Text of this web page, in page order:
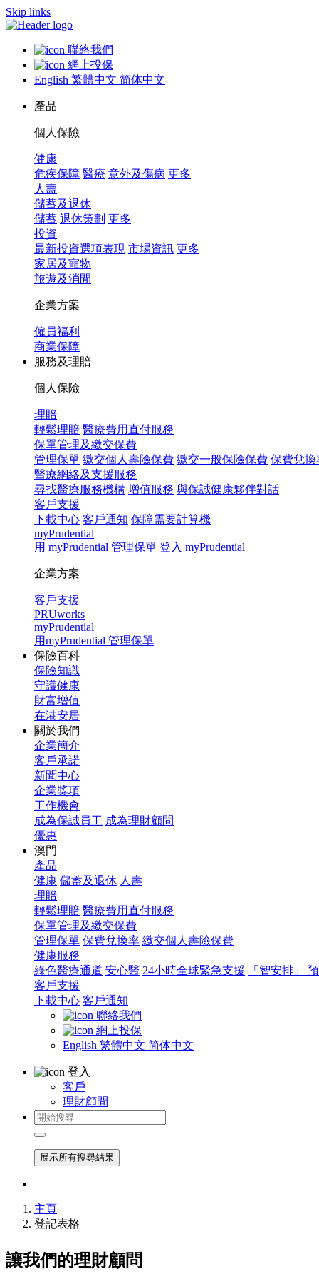
Skip links
聯絡我們
網上投保
English 繁體中文 简体中文
產品
個人保險
健康
危疾保障 醫療 意外及傷病 更多
人壽
儲蓄及退休
儲蓄 退休策劃 更多
投資
最新投資選項表現 市場資訊 更多
家居及寵物
旅遊及消閒
企業方案
僱員福利
商業保障
服務及理賠
個人保險
理賠
輕鬆理賠 醫療費用直付服務
保單管理及繳交保費
管理保單 繳交個人壽險保費 繳交一般保險保費 保費兌換
醫療網絡及支援服務
尋找醫療服務機構 增值服務 與保誠健康夥伴對話
客戶支援
下載中心 客戶通知 保障需要計算機
myPrudential
用 myPrudential 管理保單 登入 myPrudential
企業方案
客戶支援
PRUworks
myPrudential
用myPrudential 管理保單
保險百科
保險知識
守護健康
財富增值
在港安居
關於我們
企業簡介
客戶承諾
新聞中心
企業獎項
工作機會
成為保誠員工 成為理財顧問
優惠
澳門
產品
健康 儲蓄及退休 人壽
理賠
輕鬆理賠 醫療費用直付服務
保單管理及繳交保費
管理保單 保費兌換率 繳交個人壽險保費
健康服務
綠色醫療通道 安心醫 24小時全球緊急支援
「智安排」
客戶支援
下載中心 客戶通知
聯絡我們
網上投保
English 繁體中文 简体中文
登入
客戶
理財顧問
展示所有搜尋結果
主頁
登記表格
讓我們的理財顧問